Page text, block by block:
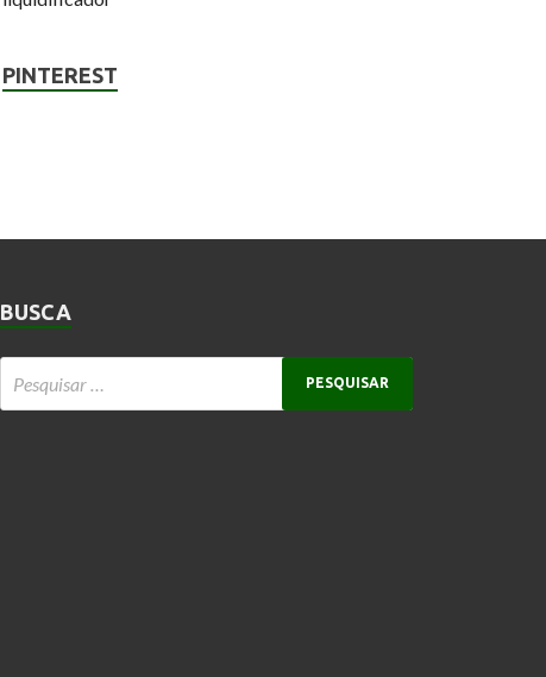
PINTEREST
BUSCA